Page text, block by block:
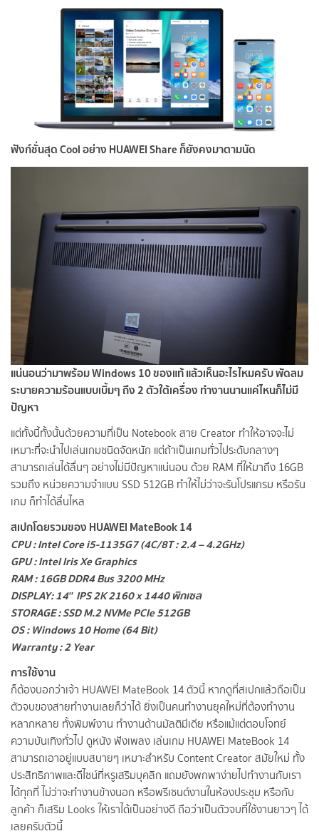
ฟังก์ชั่นสุด Cool อย่าง HUAWEI Share ก็ยังคงมาตามนัด
แน่นอนว่ามาพร้อม Windows 10 ของแท้ แล้วเห็นอะไรไหมครับ พัดลม
ระบายความร้อนแบบเบิ้มๆ ถึง 2 ตัวใต้เครื่อง ทำงานนานแค่ไหนก็ไม่มี
ปัญหา
แต่ทั้งนี้ทั้งนั้นด้วยความที่เป็น Notebook สาย Creator ทำให้อาจจะไม่
เหมาะที่จะนำไปเล่นเกมชนิดจัดหนัก แต่ถ้าเป็นเกมทั่วไประดับกลางๆ
สามารถเล่นได้ลื่นๆ อย่างไม่มีปัญหาแน่นอน ด้วย RAM ที่ให้มาถึง 16GB
รวมถึง หน่วยความจำแบบ SSD 512GB ทำให้ไม่ว่าจะรันโปรแกรม หรือรัน
เกม ก็ทำได้ลื่นไหล
สเปกโดยรวมของ HUAWEI MateBook 14
CPU : Intel Core i5-1135G7 (4C/8T : 2.4 – 4.2GHz)
GPU : Intel Iris Xe Graphics
RAM : 16GB DDR4 Bus 3200 MHz
DISPLAY: 14″ IPS 2K 2160 x 1440 พิกเซล
STORAGE : SSD M.2 NVMe PCIe 512GB
OS : Windows 10 Home (64 Bit)
Warranty : 2 Year
การใช้งาน
ก็ต้องบอกว่าเจ้า HUAWEI MateBook 14 ตัวนี้ หากดูที่สเปกแล้วถือเป็น
ตัวจบของสายทำงานเลยก็ว่าได้ ยิ่งเป็นคนทำงานยุคใหม่ที่ต้องทำงาน
หลากหลาย ทั้งพิมพ์งาน ทำงานด้านมัลติมีเดีย หรือแม้แต่ตอบโจทย์
ความบันเทิงทั่วไป ดูหนัง ฟังเพลง เล่นเกม HUAWEI MateBook 14
สามารถเอาอยู่แบบสบายๆ เหมาะสำหรับ Content Creator สมัยใหม่ ทั้ง
ประสิทธิภาพและดีไซน์ที่หรูเสริมบุคลิก แถมยังพกพาง่ายไปทำงานกับเรา
ได้ทุกที่ ไม่ว่าจะทำงานข้างนอก หรือพรีเซนต์งานในห้องประชุม หรือกับ
ลูกค้า ก็เสริม Looks ให้เราได้เป็นอย่างดี ถือว่าเป็นตัวจบที่ใช้งานยาวๆ ได้
เลยครับตัวนี้